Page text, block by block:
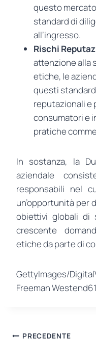
questo
standard di
all’ingresso.
Rischi
attenzione alla
etiche, le
questi
reputazionali e
consumatori e
pratiche
In sostanza, la
aziendale
responsabili nel
un’opportunità per
obiettivi globali di
crescente
etiche da parte di
GettyImages/
Freeman Westend61
PRECEDENTE